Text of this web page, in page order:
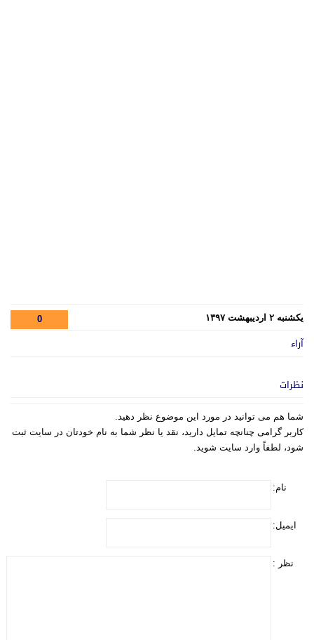
یکشنبه ۲ اردیبهشت ۱۳۹۷ 0
آراء
نظرات
شما هم می توانید در مورد این موضوع نظر دهید.
کاربر گرامی چنانچه تمایل دارید، نقد یا نظر شما به نام خودتان در سایت ثبت
شود، لطفاً وارد سایت شوید.
نام:
ایمیل:
نظر :